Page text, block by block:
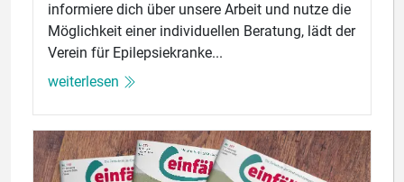
informiere dich über unsere Arbeit und nutze die
Möglichkeit einer individuellen Beratung, lädt der
Verein für Epilepsiekranke...
weiterlesen